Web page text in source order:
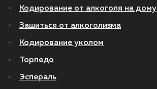
Кодирование от алкоголя на дому
Зашиться от алкоголизма
Кодирование уколом
Торпедо
Эспераль